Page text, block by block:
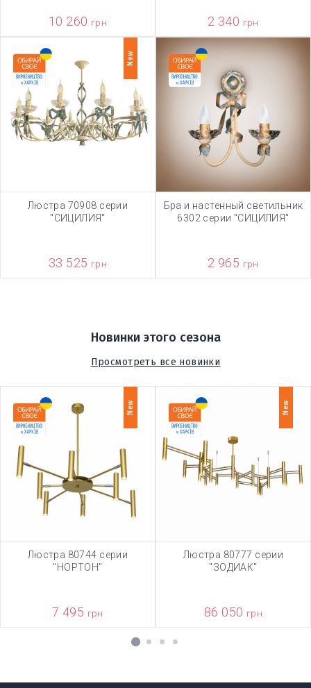
10 260 грн 2 340 грн
New
Люстра 70908 серии
"СИЦИЛИЯ"
33 525 грн
Бра и настенный светильник
6302 серии "СИЦИЛИЯ"
2 965 грн
Новинки этого сезона
Просмотреть все новинки
New
Люстра 80744 серии
"НОРТОН"
7 495 грн
New
Люстра 80777 серии
"ЗОДИАК"
86 050 грн
1 2 3 4